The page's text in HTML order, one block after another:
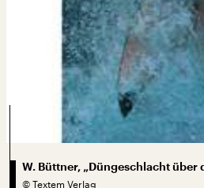
W. Büttner, „Düngeschlacht über
© Textem Verlag